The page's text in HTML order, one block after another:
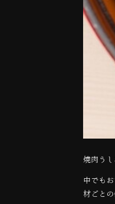
焼肉う
中でも
材ごと